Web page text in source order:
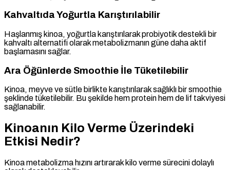
Kahvaltıda Yoğurtla Karıştırılabilir
Haşlanmış kinoa, yoğurtla karıştırılarak probiyotik destekli bir
kahvaltı alternatifi olarak metabolizmanın güne daha aktif
başlamasını sağlar.
Ara Öğünlerde Smoothie İle Tüketilebilir
Kinoa, meyve ve sütle birlikte karıştırılarak sağlıklı bir smoothie
şeklinde tüketilebilir. Bu şekilde hem protein hem de lif takviyesi
sağlanabilir.
Kinoanın Kilo Verme Üzerindeki
Etkisi Nedir?
Kinoa metabolizma hızını artırarak kilo verme sürecini dolaylı